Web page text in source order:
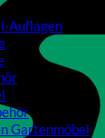
Auflagen
Gartenmöbel